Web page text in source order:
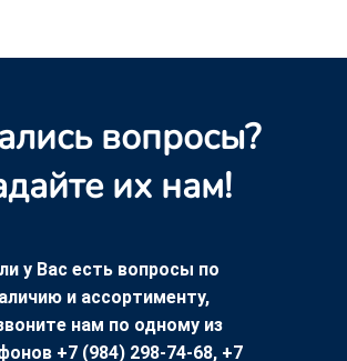
вопросы?
их нам!
у Вас есть вопросы по
и ассортименту,
нам по одному из
+7 (984) 298-74-68, +7